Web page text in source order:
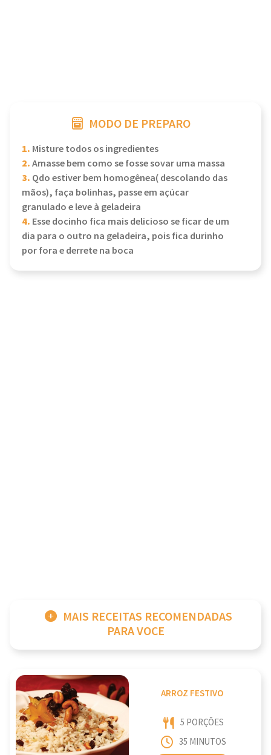
MODO DE PREPARO
1. Misture todos os ingredientes
2.Amasse bem como se fosse sovar uma massa
3. Qdo estiver bem homogênea( descolando das
mãos), faça bolinhas, passe em açúcar
granulado e leve à geladeira
4. Esse docinho fica mais delicioso se ficar de um
dia para o outro na geladeira, pois fica durinho
por fora e derrete na boca
MAIS RECEITAS RECOMENDADAS
PARA VOCE
ARROZ FESTIVO
5 PORÇÕES
35 MINUTOS